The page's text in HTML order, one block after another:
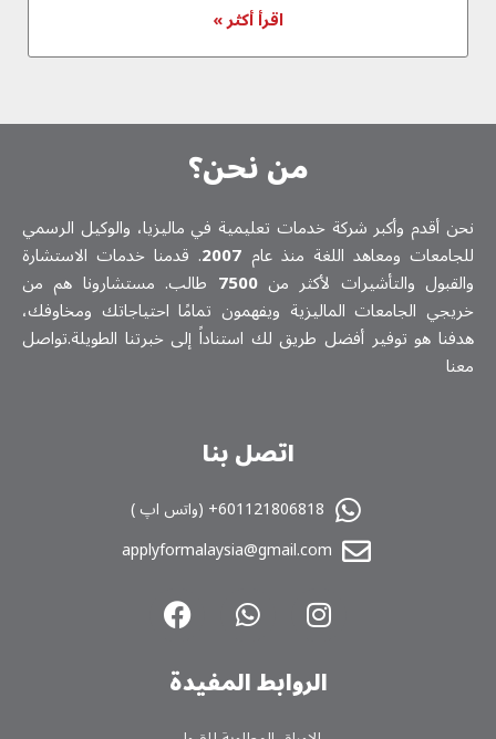
اقرأ أكثر »
من نحن؟
نحن أقدم وأكبر شركة خدمات تعلیمیة في ماليزيا، والوكيل الرسمي
للجامعات ومعاهد اللغة منذ عام 2007. قدمنا خدمات الاستشارة
والقبول والتأشيرات لأكثر من7500 طالب. مستشارونا هم من
خريجي الجامعات الماليزية ويفهمون تمامًا احتياجاتك ومخاوفك،
هدفنا هو توفير أفضل طريق لك استناداً إلى خبرتنا الطويلة.تواصل
معنا
اتصل بنا
601121806818+ (واتس اپ )
applyformalaysia@gmail.com
الروابط المفیدة